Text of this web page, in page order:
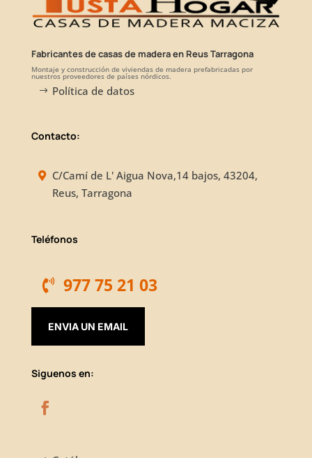
Fabricantes de casas de madera en Reus Tarragona
Montaje y construcción de viviendas de madera prefabricadas por
nuestros proveedores de países nórdicos.
Política de datos
Contacto:
C/Camí de L' Aigua Nova,14 bajos, 43204,
Reus, Tarragona
Teléfonos
977 75 21 03
ENVIA UN EMAIL
Siguenos en: